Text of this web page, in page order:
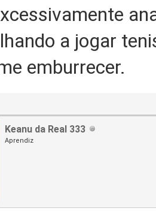
a jogar
emburrecer.
Keanu da Real 333
Aprendiz